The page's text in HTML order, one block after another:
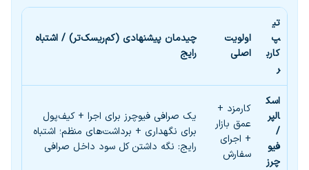
تی
پ
کارب
ر
اولویت
اصلی
چیدمان پیشنهادی (کم‌ریسک‌تر) / اشتباه
رایج
اسک
الپر
/
فیو
چرز
کارمزد +
عمق بازار
+ اجرای
سفارش
یک صرافی فیوچرز برای اجرا + کیف‌پول
برای نگهداری + برداشت‌های منظم؛ اشتباه
رایج: نگه داشتن کل سود داخل صرافی